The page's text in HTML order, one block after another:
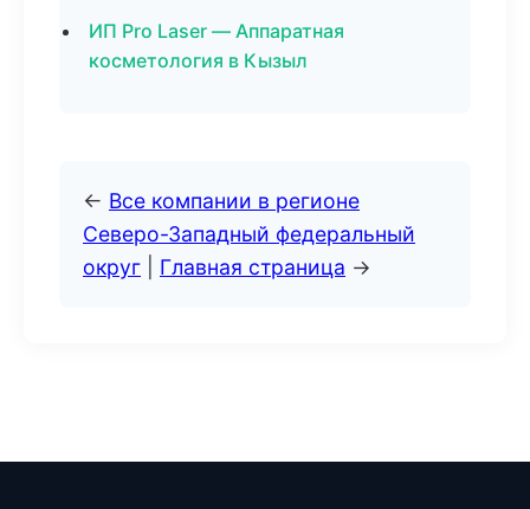
ИП Pro Laser — Аппаратная
косметология в Кызыл
← Все компании в регионе
Северо-Западный федеральный
округ
Главная страница →